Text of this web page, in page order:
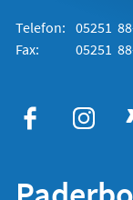
Telefon: 05251
Fax:
05251